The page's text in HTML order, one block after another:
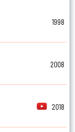
1998
2008
2018